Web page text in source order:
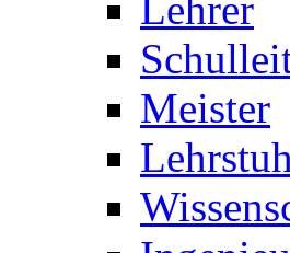
Lehrer
Meister